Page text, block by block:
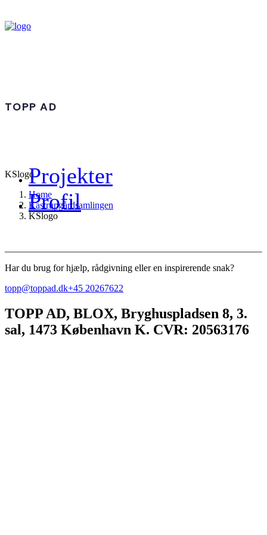
Projekter
Profil
TOPP AD
KSlogo
Home
Kastrupgårdsamlingen
KSlogo
Har du brug for hjælp, rådgivning eller en inspirerende snak?
topp@toppad.dk+45 20267622
TOPP AD, BLOX, Bryghuspladsen 8, 3.
sal, 1473 København K. CVR: 20563176